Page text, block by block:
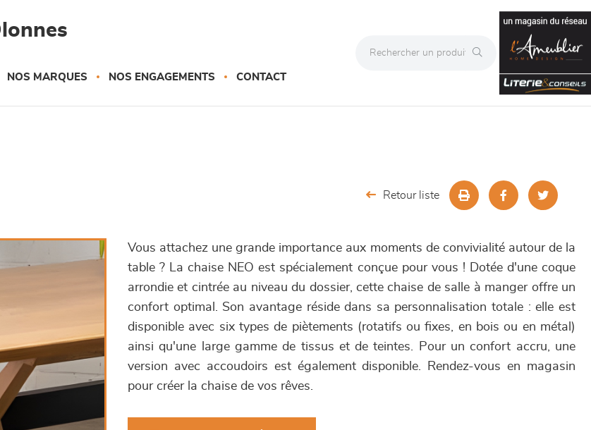
NOS MARQUES NOS ENGAGEMENTS CONTACT
Retour liste
Vous attachez une grande importance aux moments de convivialité autour de la
table ? La chaise NEO est spécialement conçue pour vous ! Dotée d'une coque
arrondie et cintrée au niveau du dossier, cette chaise de salle à manger offre un
confort optimal. Son avantage réside dans sa personnalisation totale : elle est
disponible avec six types de piètements (rotatifs ou fixes, en bois ou en métal)
ainsi qu'une large gamme de tissus et de teintes. Pour un confort accru, une
version avec accoudoirs est également disponible. Rendez-vous en magasin
pour créer la chaise de vos rêves.